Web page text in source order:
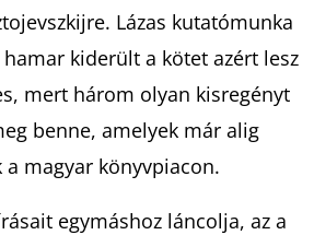
Lázas kutatómunka
kiderült a kötet azért lesz
mert három olyan kisregényt
benne, amelyek már alig
a magyar könyvpiacon.
egymáshoz láncolja, az a